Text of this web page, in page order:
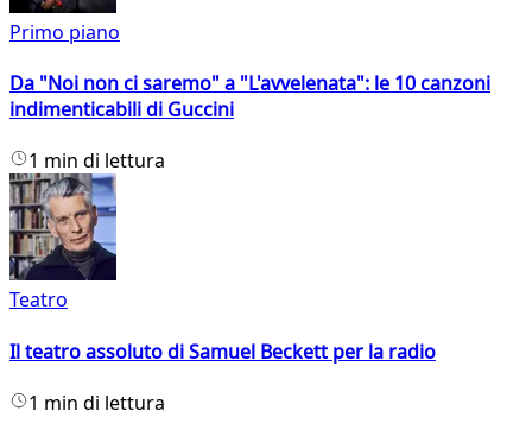
Primo piano
Da "Noi non ci saremo" a "L'avvelenata": le 10 canzoni
indimenticabili di Guccini
1 min di lettura
Teatro
Il teatro assoluto di Samuel Beckett per la radio
1 min di lettura